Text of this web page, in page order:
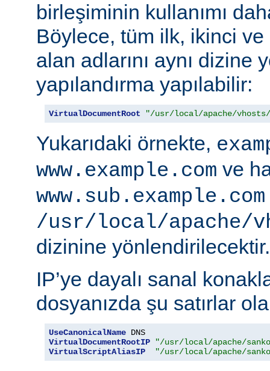
birleşiminin kullanımı
Böylece, tüm ilk, ikinci
alan adlarını aynı dizine
yapılandırma yapılabilir:
VirtualDocumentRoot "/usr/local/apache/vhosts/
Yukarıdaki örnekte,
www.example.com ve
www.sub.example.com
/usr/local/apache/
dizinine yönlendirilecektir.
IP’ye dayalı sanal
dosyanızda şu satırlar
UseCanonicalName
VirtualDocumentRootIP
"/usr/local/apache/
VirtualScriptAliasIP
"/usr/local/apache/